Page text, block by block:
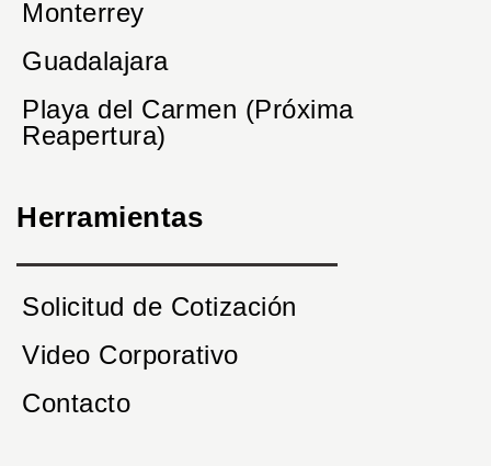
Monterrey
Guadalajara
Playa del Carmen (Próxima
Reapertura)
Herramientas
Solicitud de Cotización
Video Corporativo
Contacto